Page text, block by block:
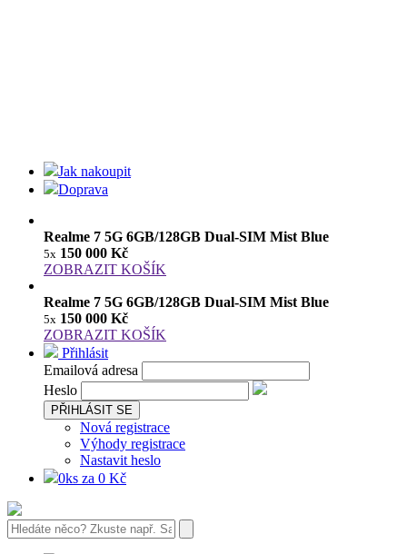
Jak nakoupit
Doprava
Realme 7 5G 6GB/128GB Dual-SIM Mist Blue
5x 150 000 Kč
ZOBRAZIT KOŠÍK
Realme 7 5G 6GB/128GB Dual-SIM Mist Blue
5x 150 000 Kč
ZOBRAZIT KOŠÍK
Přihlásit
Emailová adresa
Heslo
PŘIHLÁSIT SE
Nová registrace
Výhody registrace
Nastavit heslo
0ks za 0 Kč